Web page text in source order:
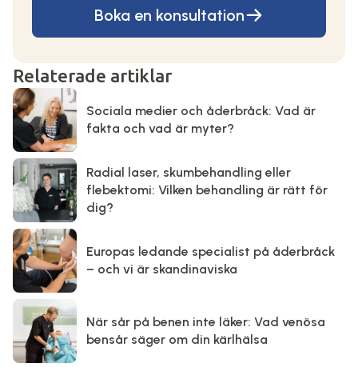
Boka en konsultation
Relaterade artiklar
Sociala medier och åderbråck: Vad är
fakta och vad är myter?
Radial laser, skumbehandling eller
flebektomi: Vilken behandling är rätt för
dig?
Europas ledande specialist på åderbråck
– och vi är skandinaviska
När sår på benen inte läker: Vad venösa
bensår säger om din kärlhälsa